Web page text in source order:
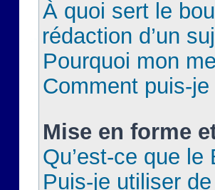
À quoi sert le
rédaction d’un
Pourquoi mon
Comment puis-
Mise en forme
Qu’est-ce que le
Puis-je utiliser de